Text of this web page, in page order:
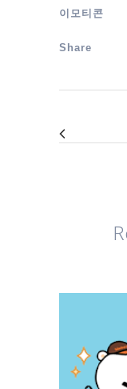
이모티콘
Share